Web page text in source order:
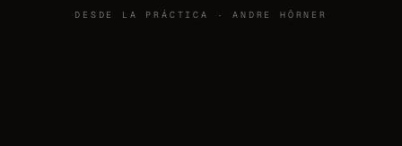
DESDE LA PRÁCTICA · ANDRE HÖRNER